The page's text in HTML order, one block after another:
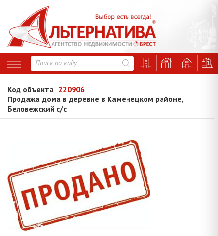
Код объекта 220906
Продажа дома в деревне в Каменецком районе,
Беловежский с/с